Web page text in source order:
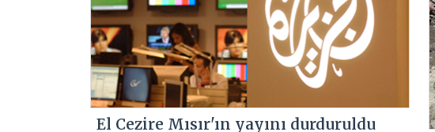
El Cezire Mısır'ın yayını durduruldu